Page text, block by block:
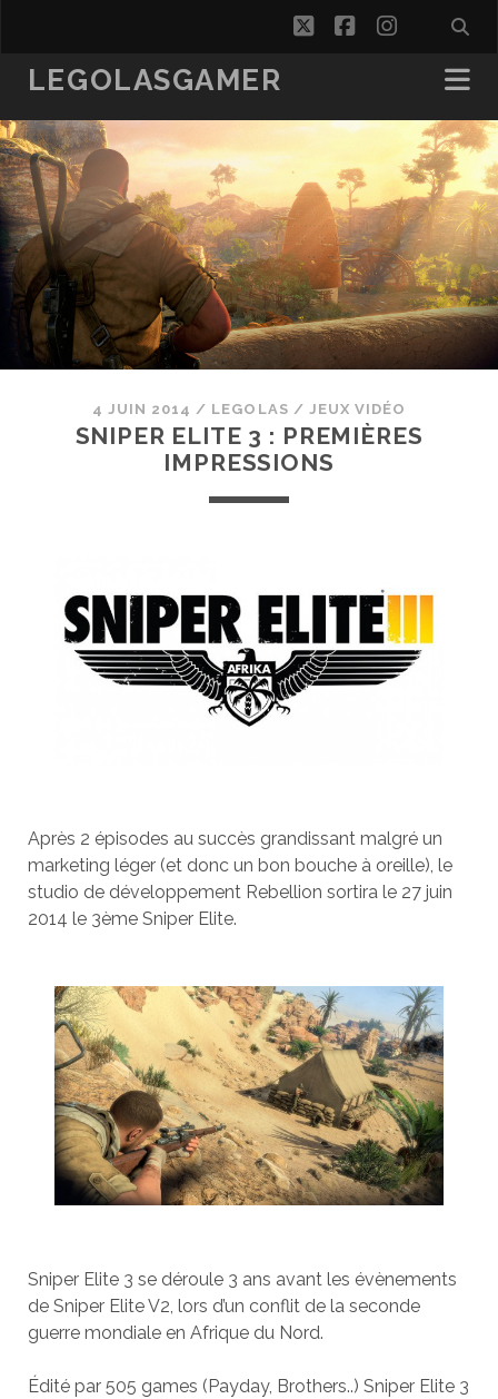
twitterfacebook
LEGOLASGAMER
4 JUIN 2014 / LEGOLAS / JEUX VIDÉO
SNIPER ELITE 3 : PREMIÈRES
IMPRESSIONS
Après 2 épisodes au succès grandissant malgré un
marketing léger (et donc un bon bouche à oreille), le
studio de développement Rebellion sortira le 27 juin
2014 le 3ème Sniper Elite.
Sniper Elite 3 se déroule 3 ans avant les évènements
de Sniper Elite V2, lors d’un conflit de la seconde
guerre mondiale en Afrique du Nord.
Édité par 505 games (Payday, Brothers..) Sniper Elite 3